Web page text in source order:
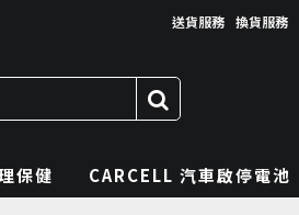
送貨服務 換貨服務
保健 CARCELL 汽車啟停電池